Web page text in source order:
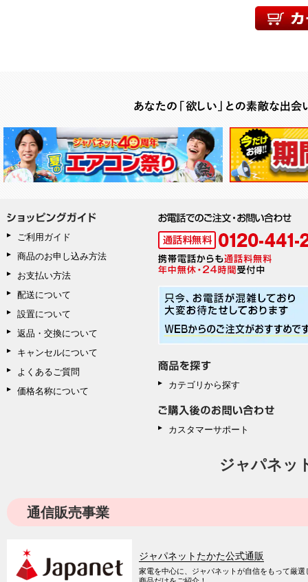
ご利用ガイド
商品のお申し込み方法
お支払い方法
配送について
設置について
返品・交換について
キャンセルについて
よくあるご質問
価格名称について
カテゴリから探す
カスタマーサポート
ジャパネッ
通信販売事業
ジャパネットたかた公式通販
家電を中心に、ジャパネットが自信をもって厳選
商品だけをご紹介！